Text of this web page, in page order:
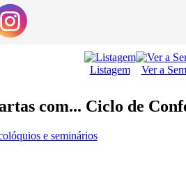
Listagem Ver a
com... Ciclo de
e seminários